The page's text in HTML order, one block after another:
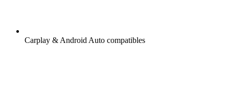
Carplay & Android Auto compatibles